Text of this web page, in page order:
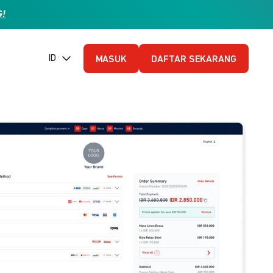
ID (Bahasa Indonesia)
MASUK DAFTAR SEKARANG